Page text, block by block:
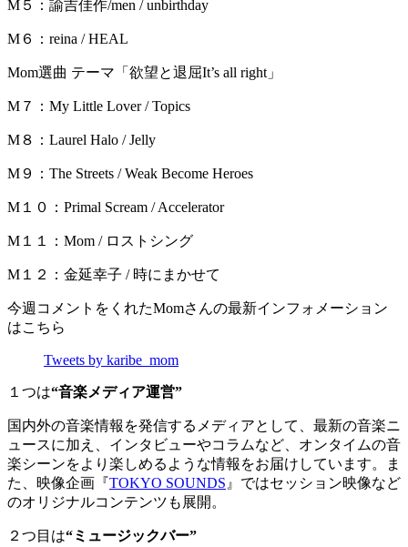
M５：諭吉佳作/men / unbirthday
M６：reina / HEAL
Mom選曲 テーマ「欲望と退屈It’s all right」
M７：My Little Lover / Topics
M８：Laurel Halo / Jelly
M９：The Streets / Weak Become Heroes
M１０：Primal Scream / Accelerator
M１１：Mom / ロストシング
M１２：金延幸子 / 時にまかせて
今週コメントをくれたMomさんの最新インフォメーション
はこちら
Tweets by karibe_mom
１つは“音楽メディア運営”
国内外の音楽情報を発信するメディアとして、最新の音楽ニ
ュースに加え、インタビューやコラムなど、オンタイムの音
楽シーンをより楽しめるような情報をお届けしています。ま
た、映像企画『TOKYO SOUNDS 』ではセッション映像など
のオリジナルコンテンツも展開。
２つ目は“ミュージックバー”